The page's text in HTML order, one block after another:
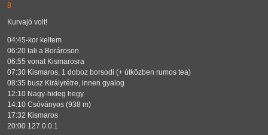
8
Kurvajó volt!
04:45-kor keltem
06:20 tali a Borároson
06:55 vonat Kismarosra
07:30 Kismaros, 1 doboz borsodi (+ útközben rumos tea)
08:35 busz Királyrétre, innen gyalog
12:10 Nagy-hideg hegy
14:10 Csóványos (938 m)
17:32 Kismaros
20:00 127.0.0.1